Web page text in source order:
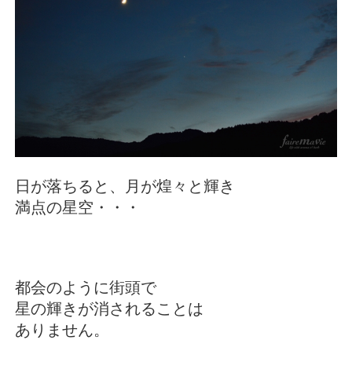
日が落ちると、月が煌々と輝き
満点の星空・・・
都会のように街頭で
星の輝きが消されることは
ありません。